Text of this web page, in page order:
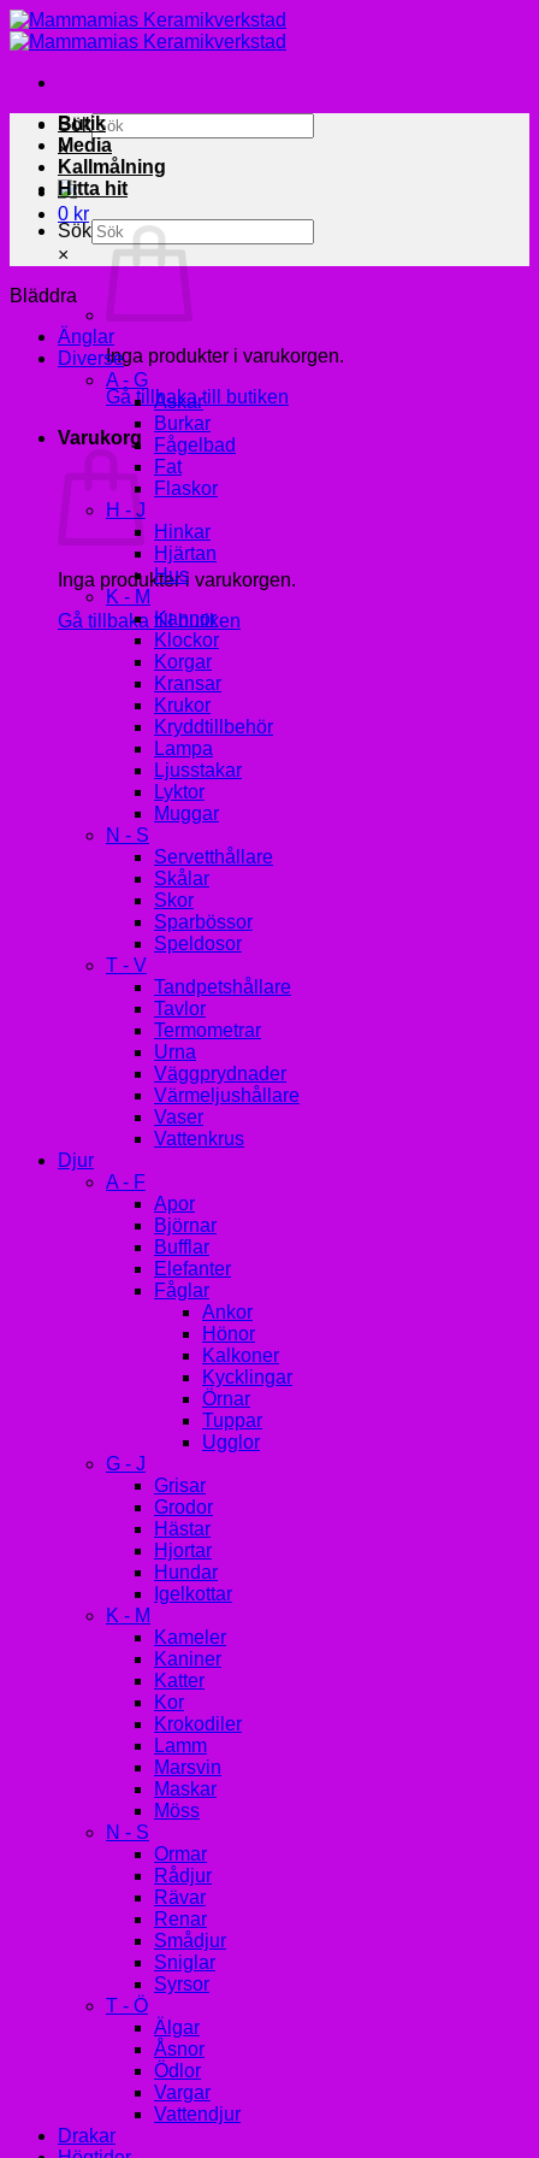
Skip
to
Sök
×
0 kr
Inga produkter i varukorgen.
Gå tillbaka till butiken
Varukorg
Inga produkter i varukorgen.
Gå tillbaka till butiken
Butik
Media
Kallmålning
Hitta hit
Sök
×
Bläddra
Änglar
Diverse
A - G
Askar
Burkar
Fågelbad
Fat
Flaskor
H - J
Hinkar
Hjärtan
Hus
K - M
Kannor
Klockor
Korgar
Kransar
Krukor
Kryddtillbehör
Lampa
Ljusstakar
Lyktor
Muggar
N - S
Servetthållare
Skålar
Skor
Sparbössor
Speldosor
T - V
Tandpetshållare
Tavlor
Termometrar
Urna
Väggprydnader
Värmeljushållare
Vaser
Vattenkrus
Djur
A - F
Apor
Björnar
Bufflar
Elefanter
Fåglar
Ankor
Hönor
Kalkoner
Kycklingar
Örnar
Tuppar
Ugglor
G - J
Grisar
Grodor
Hästar
Hjortar
Hundar
Igelkottar
K - M
Kameler
Kaniner
Katter
Kor
Krokodiler
Lamm
Marsvin
Maskar
Möss
N - S
Ormar
Rådjur
Rävar
Renar
Smådjur
Sniglar
Syrsor
T - Ö
Älgar
Åsnor
Ödlor
Vargar
Vattendjur
Drakar